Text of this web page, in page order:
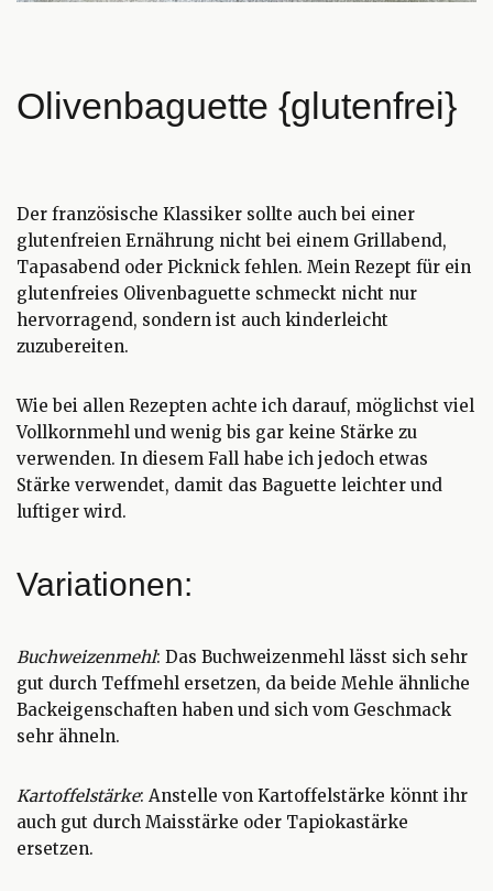
Olivenbaguette {glutenfrei}
Der französische Klassiker sollte auch bei einer
glutenfreien Ernährung nicht bei einem Grillabend,
Tapasabend oder Picknick fehlen. Mein Rezept für ein
glutenfreies Olivenbaguette schmeckt nicht nur
hervorragend, sondern ist auch kinderleicht
zuzubereiten.
Wie bei allen Rezepten achte ich darauf, möglichst viel
Vollkornmehl und wenig bis gar keine Stärke zu
verwenden. In diesem Fall habe ich jedoch etwas
Stärke verwendet, damit das Baguette leichter und
luftiger wird.
Variationen:
Buchweizenmehl: Das Buchweizenmehl lässt sich sehr
gut durch Teffmehl ersetzen, da beide Mehle ähnliche
Backeigenschaften haben und sich vom Geschmack
sehr ähneln.
Kartoffelstärke: Anstelle von Kartoffelstärke könnt ihr
auch gut durch Maisstärke oder Tapiokastärke
ersetzen.